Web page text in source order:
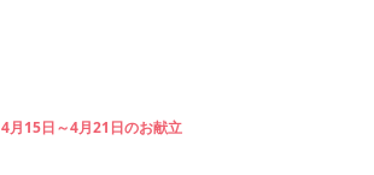
4月15日～4月21日のお献立